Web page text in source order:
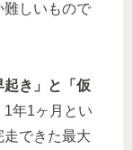
難しいもので
起き」と「仮
年1ヶ月とい
走できた最大